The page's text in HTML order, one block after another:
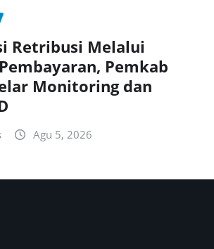
Retribusi Melalui
Pemkab
Monitoring dan
Agu 5, 2026